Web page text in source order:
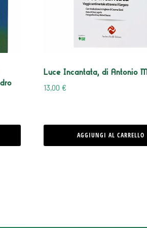
Luce Incantata, di Antonio
13,00 €
AGGIUNGI AL CARRELLO